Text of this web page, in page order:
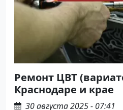
Ремонт ЦВТ
Краснодаре и крае
30 августа 2025 - 07:41